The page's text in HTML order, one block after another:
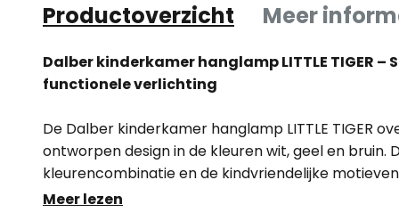
Productoverzicht Meer
Dalber kinderkamer hanglamp LITTLE TIGER –
functionele verlichting
De Dalber kinderkamer hanglamp LITTLE TIGER
ontworpen design in de kleuren wit, geel en bruin.
kleurencombinatie en de kindvriendelijke
in elke kinderkamer. De lamp is gemaakt van
Meer lezen